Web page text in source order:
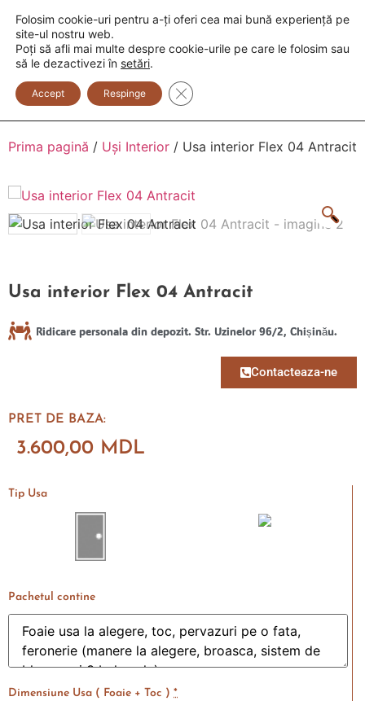
+373 600 888 33 +373 600 888 44
0
Prima pagină / Uși Interior / Usa interior Flex 04 Antracit
Usa interior Flex 04 Antracit
Ridicare personala din depozit. Str. Uzinelor 96/2, Chișinău.
Contacteaza-ne
PRET DE BAZA:
3.600,00 MDL
Tip Usa
Pachetul contine
Dimensiune Usa ( Foaie + Toc ) *
Folosim cookie-uri pentru a-ți oferi cea mai bună experiență pe
site-ul nostru web.
Poți să afli mai multe despre cookie-urile pe care le folosim sau
să le dezactivezi în setări.
Accept Respinge Close GDPR Cookie Banner